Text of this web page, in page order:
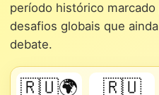
período histórico
desafios globais que
debate.
🇷🇺🌍
🇷🇺